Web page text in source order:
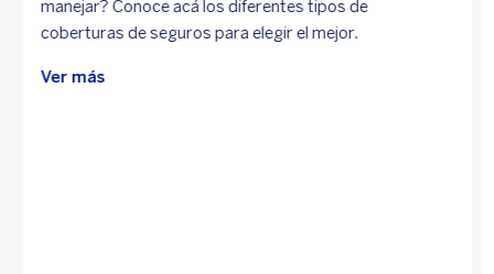
manejar? Conoce acá los diferentes tipos de
coberturas de seguros para elegir el mejor.
Ver más